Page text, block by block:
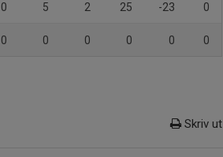
0 5 2 25 -23 0
0 0 0 0 0 0
Skriv ut